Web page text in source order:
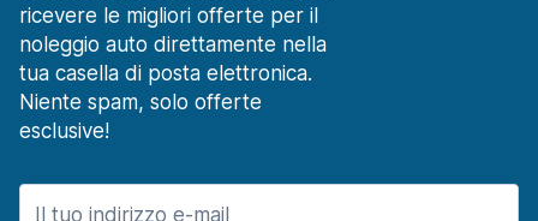
ricevere le migliori offerte per il
noleggio auto direttamente nella
tua casella di posta elettronica.
Niente spam, solo offerte
esclusive!